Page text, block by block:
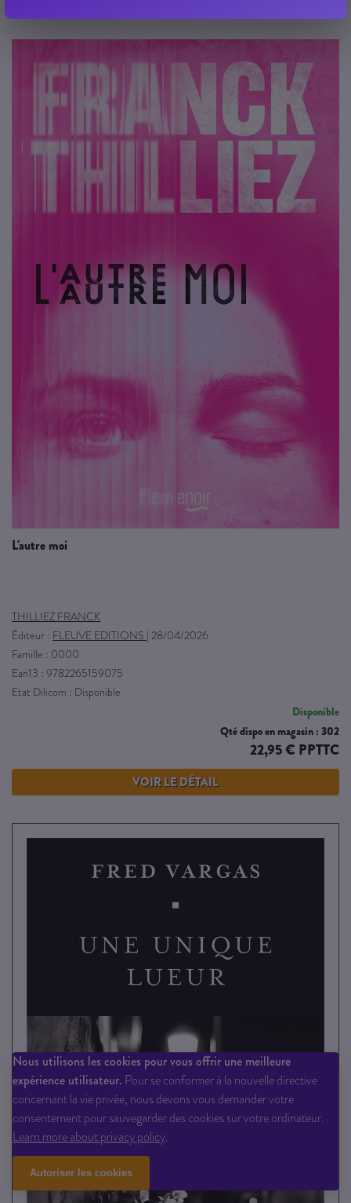
Nous utilisons les cookies pour vous offrir une meilleure
expérience utilisateur. Pour se conformer à la nouvelle directive
concernant la vie privée, nous devons vous demander votre
consentement pour sauvegarder des cookies sur votre ordinateur.
Learn more about privacy policy.
Autoriser les cookies
l'autre moi
THILLIEZ FRANCK
Éditeur : FLEUVE EDITIONS | 28/04/2026
Famille : 0000
Ean13 : 9782265159075
Etat Dilicom : Disponible
Disponible
Qté dispo en magasin : 302
22,95 € PPTTC
VOIR LE DÉTAIL